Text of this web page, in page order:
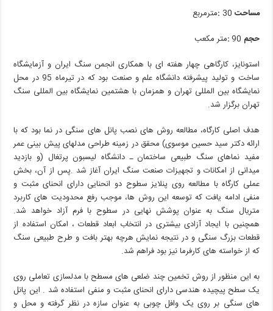
مساحت‭:‬ ‭ ‬30‭ ‬مترمربع
حجم‭: ‬ 90‭ ‬متر‭ ‬مکعب
استونایز،‭ ‬کارگاهی‭ ‬چهار‭ ‬هفته‭ ‬ای‭ ‬با‭ ‬همکاری‭ ‬انجمن‭ ‬سنگ‭ ‬ایران‭ ‬و‭ ‬آزمایشگاه‭
‬ساخت‭ ‬و‭ ‬تولید‭ ‬پیشرفته‭ ‬دانشگاه‭ ‬علم‭ ‬و‭ ‬صنعت‭ ‬بود‭ ‬که‭ ‬در‭ ‬تیرماه‭ ‬95‭ ‬در‭ ‬محل‭
‬تهران‭ ‬برگزار‭ ‬شد‭.‬
هدف‭ ‬اصلی‭ ‬کارگاه،‭ ‬مطالعه‭ ‬روش‭ ‬های‭ ‬نصب‭ ‬پانل‭ ‬های‭ ‬سنگی‭ ‬در‭ ‬نما‭ ‬بود‭ ‬که‭ ‬با‭
‬ارائه‭ ‬دکتر‭ ‬سید‭ ‬حسین‭ ‬موسوی‭ (‬محقق‭ ‬در‭ ‬زمینه‭ ‬طراحی‭ ‬مدلهای‭ ‬پیش‭ ‬بینی‭ ‬عمر‭
‬میدانی‭ ‬از‭ ‬امکانات‭ ‬و‭ ‬تجهیزات‭ ‬صنعت‭ ‬سنگ‭ ‬ایران‭ ‬آغاز‭ ‬شد‭. ‬پس‭ ‬از‭ ‬آن،‭ ‬بخش‭
‬عملی‭ ‬کارگاه‭ ‬با‭ ‬مطالعه‭ ‬روی‭ ‬پنلایز‭ ‬سطوح‭ ‬دو‭ ‬انحنایی‭ ‬دارای‭ ‬انحنای‭ ‬مثبت‭ ‬و‭
‬منفی‭ ‬ادامه‭ ‬یافت‭ ‬که‭ ‬توسعه‭ ‬این‭ ‬روش‭ ‬ها،‭ ‬موجب‭ ‬رفع‭ ‬محدودیت‭ ‬های‭ ‬کاربرد‭
‬متریال‭ ‬سنگ‭ ‬به‭ ‬عنوان‭ ‬پوشش‭ ‬نهایی‭ ‬در‭ ‬سطوح‭ ‬با‭ ‬فرم‭ ‬آزاد‭ ‬خواهد‭ ‬شد‭.
‬همچنین‭ ‬با‭ ‬ایجاد‭ ‬آزادی‭ ‬بیشتری‭ ‬در‭ ‬انتخاب‭ ‬ابعاد‭ ‬قطعات‭ ‬،‭ ‬امکان‭ ‬استفاده‭ ‬از‭
‬که‭ ‬از‭ ‬خواسته‭ ‬های‭ ‬کارفرما‭ ‬نیز‭ ‬بود‭ ‬فراهم‭ ‬شد‭.‬
به‭ ‬این‭ ‬منظور‭ ‬از‭ ‬روش‭ ‬تخمین‭ ‬چند‭ ‬ضلعی‭ ‬های‭ ‬مسطح‭ ‬با‭ ‬مدلسازی‭ ‬تعاملی‭ ‬روی‭
‬یک‭ ‬سطح‭ ‬پیچیده‭ ‬هندسی‭ ‬دارای‭ ‬انحنای‭ ‬مثبت‭ ‬و‭ ‬منفی‭ ‬استفاده‭ ‬شد‭ . ‬این‭ ‬پانل‭
‬های‭ ‬سنگی‭ ‬بر‭ ‬روی‭ ‬یک‭ ‬وافل‭ ‬چوبی‭ ‬به‭ ‬عنوان‭ ‬سازه‭ ‬در‭ ‬نظر‭ ‬گرفته‭ ‬و‭ ‬محل‭ ‬و‭